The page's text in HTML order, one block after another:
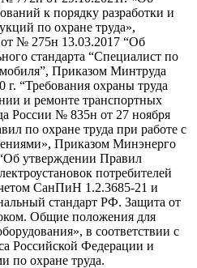
к порядку разработки и
по охране труда»,
№ 275н 13.03.2017 “Об
стандарта “Специалист по
Приказом Минтруда
“Требования охраны труда
и ремонте транспортных
России № 835н от 27 ноября
по охране труда при работе с
Приказом Минэнерго
утверждении Правил
потребителей
СанПиН 1.2.3685-21 и
стандарт РФ. Защита от
Общие положения для
в соответствии с
Российской Федерации и
по охране труда.